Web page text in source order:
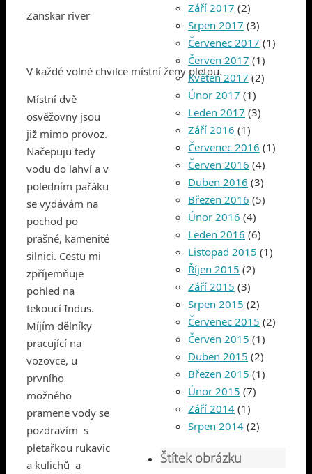
Zanskar river
V každé volné chvilce místní ženy pletou.
Místní dvě
osvěžovny jsou
již mimo provoz.
Načepuju tedy
vodu do lahví a v
poledním pařáku
se vydávám na
pochod po
prašné, kamenité
silnici. Cestu mi
zpříjemňuje
pohled na
tekoucí Indus.
Míjím dělníky
pracující na
vozovce, u
prvního
možného
pramene vody se
pozdravím s
pletařkou rukavic
a kulichů a
Září 2017 (2)
Srpen 2017 (3)
Červenec 2017 (1)
Červen 2017 (1)
Květen 2017 (2)
Únor 2017 (1)
Leden 2017 (3)
Září 2016 (1)
Červenec 2016 (1)
Červen 2016 (4)
Duben 2016 (3)
Březen 2016 (5)
Únor 2016 (4)
Leden 2016 (6)
Listopad 2015 (1)
Říjen 2015 (2)
Září 2015 (3)
Srpen 2015 (2)
Červenec 2015 (2)
Červen 2015 (1)
Duben 2015 (2)
Březen 2015 (1)
Únor 2015 (7)
Září 2014 (1)
Srpen 2014 (2)
Štítek obrázku